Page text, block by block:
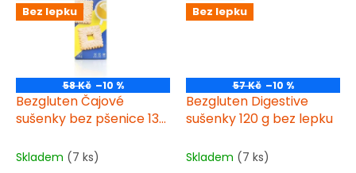
Bez lepku
58 Kč –10 %
Bezgluten Čajové
sušenky bez pšenice 130
Skladem (7 ks)
Bez lepku
57 Kč –10 %
Bezgluten Digestive
sušenky 120 g bez lepku
Skladem (7 ks)